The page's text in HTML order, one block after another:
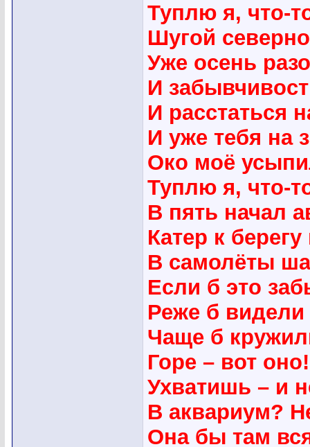
Туплю я, что-
Шугой
Уже осень
И
И расстаться
И уже тебя на
Око моё
Туплю я, что-
В пять начал
Катер к
В самолёты
Если б это
Реже б
Чаще б
Горе – вот
Ухватишь – и
В аквариум?
Она бы там